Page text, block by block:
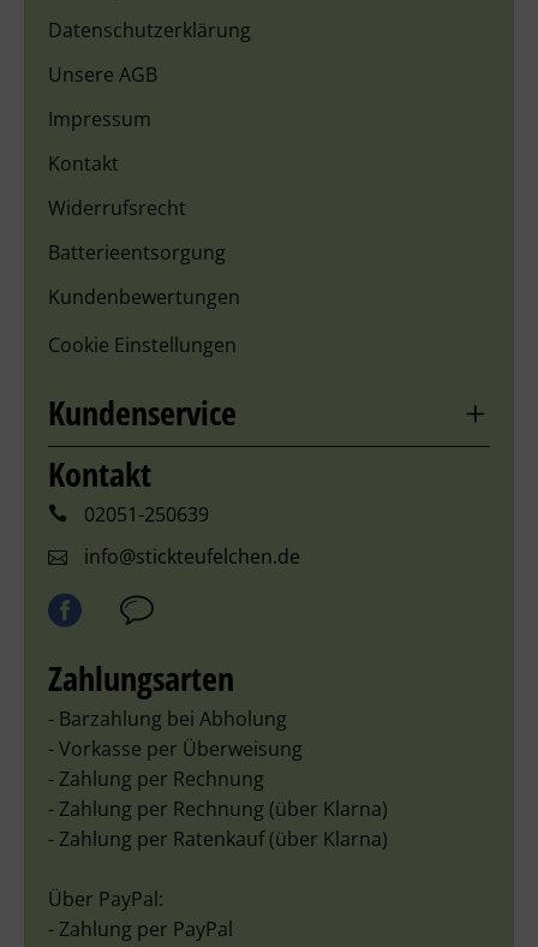
Datenschutzerklärung
Unsere AGB
Impressum
Kontakt
Widerrufsrecht
Batterieentsorgung
Kundenbewertungen
Cookie Einstellungen
Kundenservice
Kontakt
02051-250639
info@stickteufelchen.de
Zahlungsarten
- Barzahlung bei Abholung
- Vorkasse per Überweisung
- Zahlung per Rechnung
- Zahlung per Rechnung (über Klarna)
- Zahlung per Ratenkauf (über Klarna)
Über PayPal:
- Zahlung per PayPal